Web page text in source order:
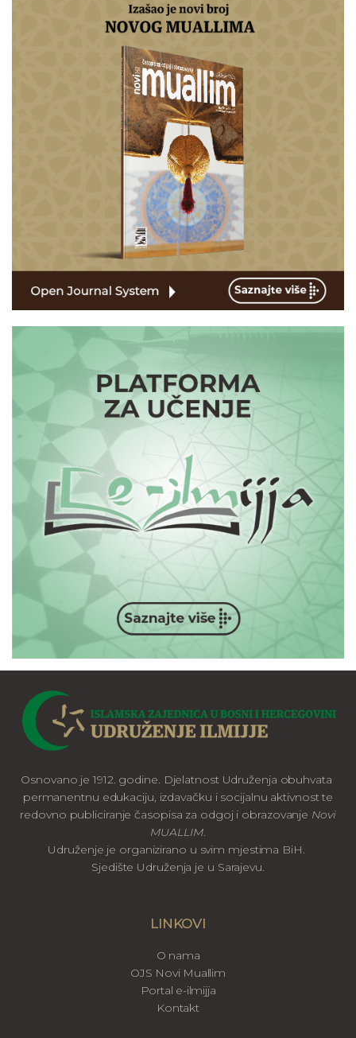
Osnovano je 1912. godine. Djelatnost Udruženja obuhvata
permanentnu edukaciju, izdavačku i socijalnu aktivnost te
redovno publiciranje časopisa za odgoj i obrazovanje Novi
MUALLIM.
Udruženje je organizirano u svim mjestima BiH.
Sjedište Udruženja je u Sarajevu.
LINKOVI
O nama
OJS Novi Muallim
Portal e-ilmijja
Kontakt